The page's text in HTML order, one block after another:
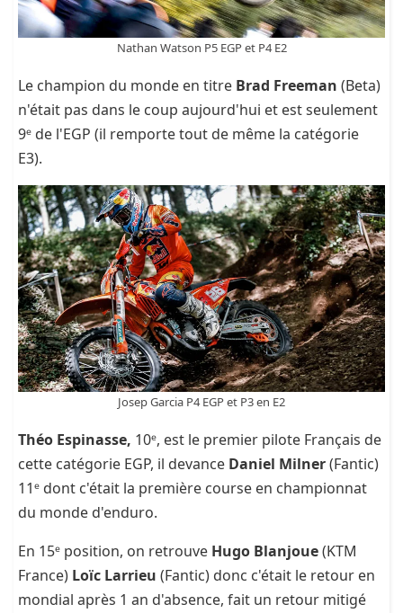
Nathan Watson P5 EGP et P4 E2
Le champion du monde en titre Brad Freeman (Beta)
n'était pas dans le coup aujourd'hui et est seulement
9ᵉ de l'EGP (il remporte tout de même la catégorie
E3).
Josep Garcia P4 EGP et P3 en E2
Théo Espinasse, 10ᵉ, est le premier pilote Français de
cette catégorie EGP, il devance Daniel Milner(Fantic)
11ᵉ dont c'était la première course en championnat
du monde d'enduro.
En 15ᵉ position, on retrouve Hugo Blanjoue(KTM
France) Loïc Larrieu (Fantic) donc c'était le retour en
mondial après 1 an d'absence, fait un retour mitigé